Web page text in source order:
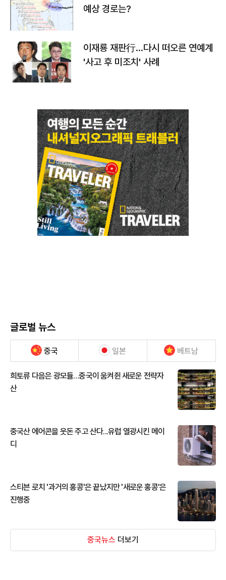
예상 경로는?
이재룡 재판行…다시 떠오른 연예계
'사고 후 미조치' 사례
글로벌 뉴스
중국 일본 베트남
희토류 다음은 광모듈…중국이 움켜쥔 새로운 전략자
산
중국산 에어콘을 웃돈 주고 산다...유럽 열광시킨 메이
디
스티븐 로치 '과거의 홍콩'은 끝났지만 '새로운 홍콩'은
진행중
중국뉴스 더보기